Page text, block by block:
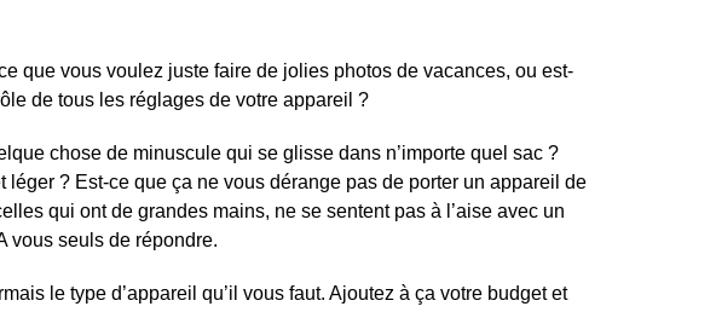
que vous voulez juste faire de jolies photos de vacances, ou est-
de tous les réglages de votre appareil ?
chose de minuscule qui se glisse dans n’importe quel sac ?
? Est-ce que ça ne vous dérange pas de porter un appareil de
qui ont de grandes mains, ne se sentent pas à l’aise avec un
vous seuls de répondre.
le type d’appareil qu’il vous faut. Ajoutez à ça votre budget et